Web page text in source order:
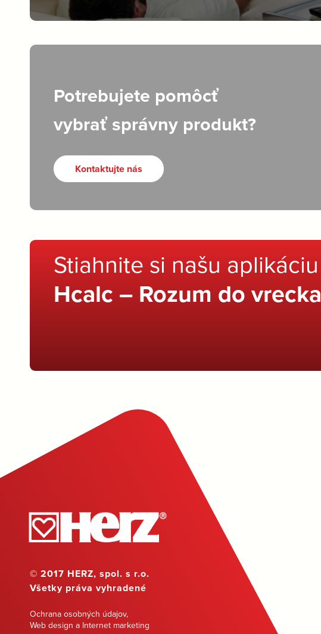
Potrebujete pomôcť
vybrať správny produkt?
Kontaktujte nás
Stiahnite si našu aplikáciu
Hcalc – Rozum do vrecka
© 2017 HERZ, spol. s r.o.
Všetky práva vyhradené
Ochrana osobných údajov,
Web design a Internet marketing